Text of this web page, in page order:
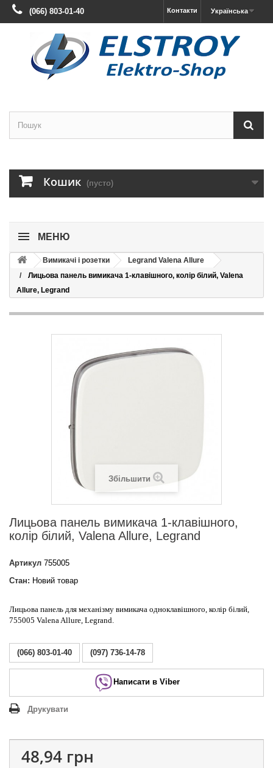
Українська
Контакти
(066) 803-01-40
Кошик (пусто)
МЕНЮ
Вимикачі і розетки
Legrand Valena Allure
Лицьова панель вимикача 1-клавішного, колір білий, Valena
Allure, Legrand
Збільшити
Лицьова панель вимикача 1-клавішного,
колір білий, Valena Allure, Legrand
Артикул 755005
Стан: Новий товар
Лицьова панель для механізму вимикача одноклавішного, колір білий,
755005 Valena Allure, Legrand.
(066) 803-01-40 (097) 736-14-78
Написати в Viber
Друкувати
48,94 грн